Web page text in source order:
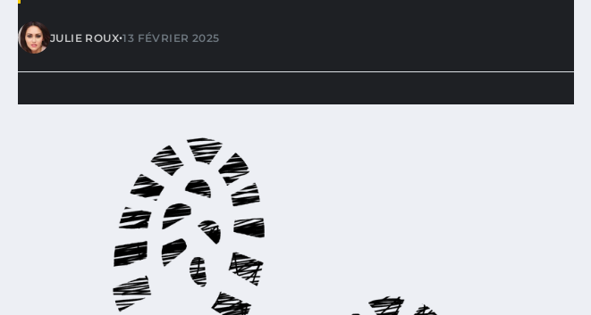
JULIE ROUX•13 FÉVRIER 2025